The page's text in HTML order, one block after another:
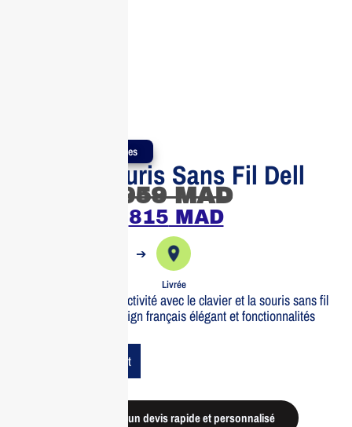
Produits Authentiques
Clavier Souris Sans Fil Dell
959MAD
815 MAD
➔
Livrée
Optimisez votre productivité avec le clavier et la souris sans fil
Dell KMM7120W. Design français élégant et fonctionnalités
Add To Cart
Demander un devis rapide et personnalisé